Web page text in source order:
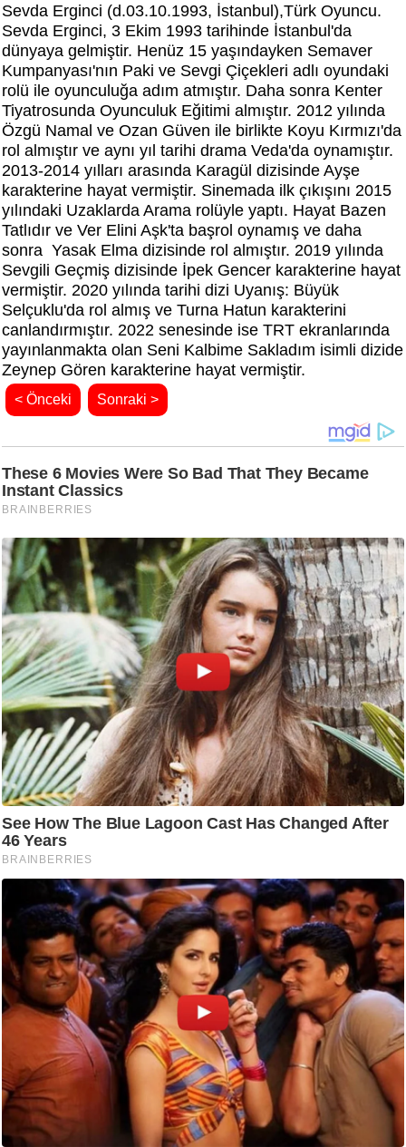
Sevda Erginci (d.03.10.1993, İstanbul),Türk Oyuncu.
Sevda Erginci, 3 Ekim 1993 tarihinde İstanbul'da
dünyaya gelmiştir. Henüz 15 yaşındayken Semaver
Kumpanyası'nın Paki ve Sevgi Çiçekleri adlı oyundaki
rolü ile oyunculuğa adım atmıştır. Daha sonra Kenter
Tiyatrosunda Oyunculuk Eğitimi almıştır. 2012 yılında
Özgü Namal ve Ozan Güven ile birlikte Koyu Kırmızı'da
rol almıştır ve aynı yıl tarihi drama Veda'da oynamıştır.
2013-2014 yılları arasında Karagül dizisinde Ayşe
karakterine hayat vermiştir. Sinemada ilk çıkışını 2015
yılındaki Uzaklarda Arama rolüyle yaptı. Hayat Bazen
Tatlıdır ve Ver Elini Aşk'ta başrol oynamış ve daha
sonra Yasak Elma dizisinde rol almıştır. 2019 yılında
Sevgili Geçmiş dizisinde İpek Gencer karakterine hayat
vermiştir. 2020 yılında tarihi dizi Uyanış: Büyük
Selçuklu'da rol almış ve Turna Hatun karakterini
canlandırmıştır. 2022 senesinde ise TRT ekranlarında
yayınlanmakta olan Seni Kalbime Sakladım isimli dizide
Zeynep Gören karakterine hayat vermiştir.
< Önceki Sonraki >